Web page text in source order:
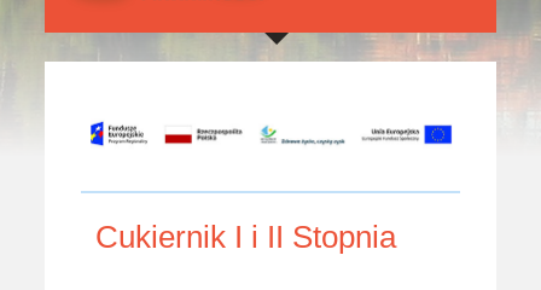
Cukiernik I i II Stopnia